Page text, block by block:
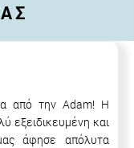
από την Adam! Η
εξειδικευμένη και
άφησε απόλυτα